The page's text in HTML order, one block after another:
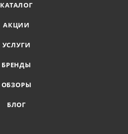
КАТАЛОГ
АКЦИИ
УСЛУГИ
БРЕНДЫ
ОБЗОРЫ
БЛОГ